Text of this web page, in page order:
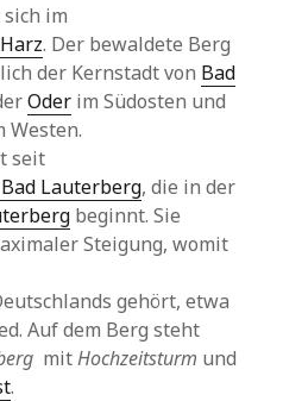
im
. Der bewaldete Berg
der Kernstadt von Bad
Oder im Südosten und
Westen.
seit
Lauterberg, die in der
beginnt. Sie
Steigung, womit
gehört, etwa
Auf dem Berg steht
mitHochzeitsturm und
.